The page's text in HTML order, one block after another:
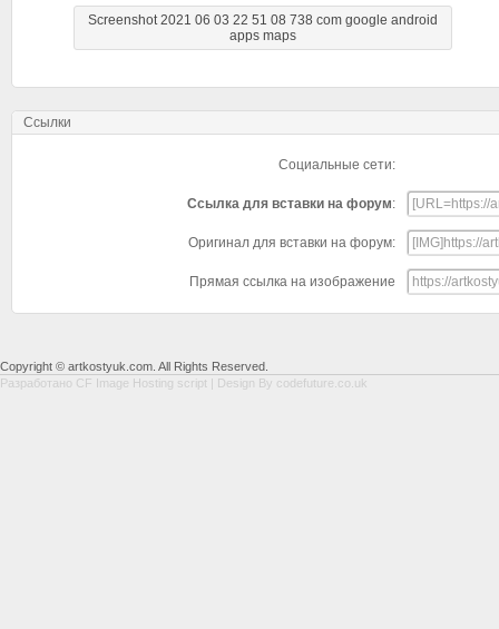
Screenshot 2021 06 03 22 51 08 738 com google android
apps maps
Ссылки
Социальные сети:
Ссылка для вставки на форум:
Оригинал для вставки на форум:
Прямая ссылка на изображение
Copyright © artkostyuk.com. All Rights Reserved.
Разработано CF Image Hosting script | Design By codefuture.co.uk